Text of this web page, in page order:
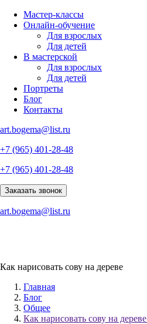
Мастер-классы
Онлайн-обучение
Для взрослых
Для детей
В мастерской
Для взрослых
Для детей
Портреты
Блог
Контакты
art.bogema@list.ru
+7 (965) 401-28-48
+7 (965) 401-28-48
Заказать звонок
art.bogema@list.ru
Как‌ ‌нарисовать‌ ‌сову‌ ‌на‌ ‌дереве‌ ‌
Главная
Блог
Общее
Как‌ ‌нарисовать‌ ‌сову‌ ‌на‌ ‌дереве‌ ‌